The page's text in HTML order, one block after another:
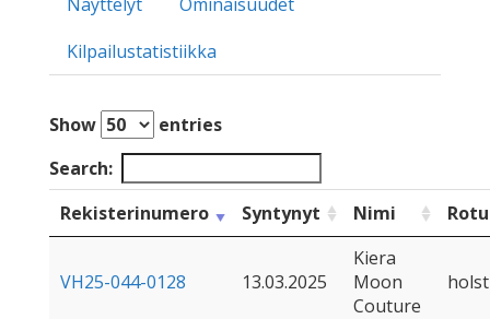
Kilpailustatistiikka
Show
entries
Search:
Rekisterinumero
Syntynyt Nimi Rotu
VH25-044-0128 13.03.2025
Kiera
Moon
Couture
holst